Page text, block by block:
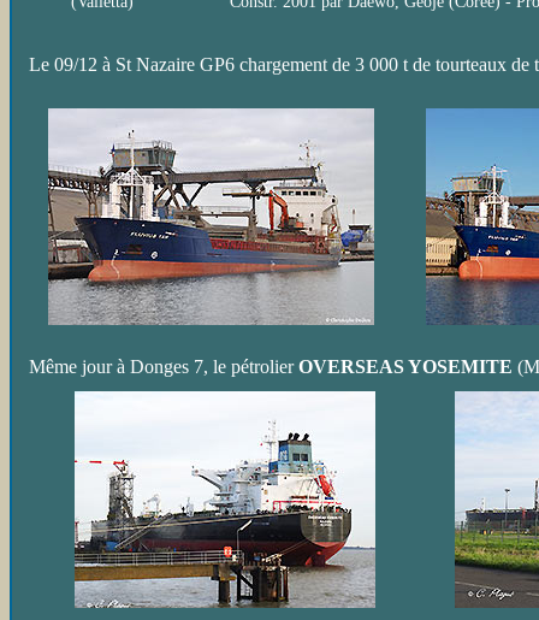
Le 09/12 à St Nazaire GP6 chargement de 3 000 t de tourteaux
Même jour à Donges 7, le pétrolierOVERSEAS YOSEMITE